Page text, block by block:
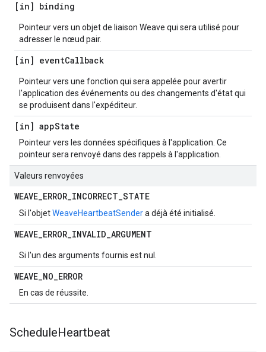
[in] binding
Pointeur vers un objet de liaison Weave qui sera utilisé pour
adresser le nœud pair.
[in] eventCallback
Pointeur vers une fonction qui sera appelée pour avertir
l'application des événements ou des changements d'état qui
se produisent dans l'expéditeur.
[in] appState
Pointeur vers les données spécifiques à l'application. Ce
pointeur sera renvoyé dans des rappels à l'application.
Valeurs renvoyées
WEAVE_ERROR_INCORRECT_STATE
Si l'objetWeaveHeartbeatSendera déjà été initialisé.
WEAVE_ERROR_INVALID_ARGUMENT
Si l'un des arguments fournis est nul.
WEAVE_NO_ERROR
En cas de réussite.
ScheduleHeartbeat